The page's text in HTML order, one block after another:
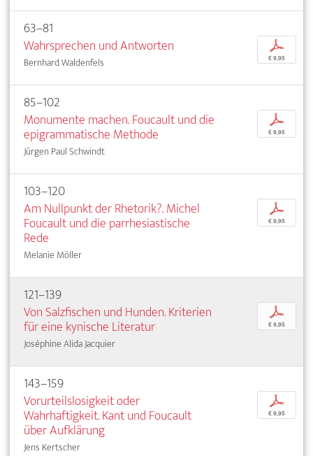
63–81
Wahrsprechen und Antworten
Bernhard Waldenfels
p
€ 9,95
85–102
Monumente machen. Foucault und die
epigrammatische Methode
Jürgen Paul Schwindt
p
€ 9,95
103–120
Am Nullpunkt der Rhetorik?. Michel
Foucault und die parrhesiastische
Rede
Melanie Möller
p
€ 9,95
121–139
Von Salzfischen und Hunden. Kriterien
für eine kynische Literatur
Joséphine Alida Jacquier
p
€ 9,95
143–159
Vorurteilslosigkeit oder
Wahrhaftigkeit. Kant und Foucault
über Aufklärung
Jens Kertscher
p
€ 9,95